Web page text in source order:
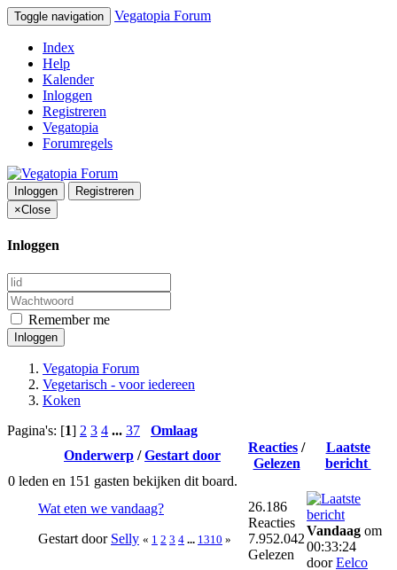
Toggle navigation Vegatopia Forum
Index
Help
Kalender
Inloggen
Registreren
Vegatopia
Forumregels
Inloggen
Registreren
×Close
Inloggen
Remember me
Inloggen
Vegatopia Forum
Vegetarisch - voor iedereen
Koken
Pagina's: [1] 2 3 4 ... 37
Omlaag
Onderwerp /Gestart door
Reacties /
Gelezen
Laatste
bericht
0 leden en 151 gasten bekijken dit board.
Wat eten we vandaag?
Gestart door Selly « 1 2 3 4 ... 1310 »
26.186
Reacties
7.952.042
Gelezen
Vandaag om
00:33:24
doorEelco